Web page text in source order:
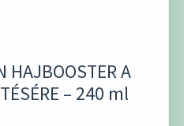
HAJBOOSTER A
– 240 ml